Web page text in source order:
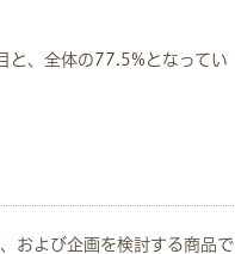
と、全体の77.5%となってい
および企画を検討する商品で